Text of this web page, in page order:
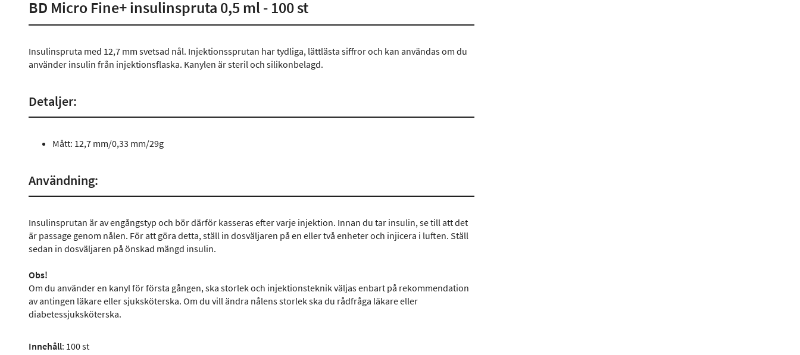
BD Micro Fine+ insulinspruta 0,5 ml - 100 st
Insulinspruta med 12,7 mm svetsad nål. Injektionssprutan har tydliga, lättlästa siffror och kan användas om du
använder insulin från injektionsflaska. Kanylen är steril och silikonbelagd.
Detaljer:
Mått: 12,7 mm/0,33 mm/29g
Användning:
Insulinsprutan är av engångstyp och bör därför kasseras efter varje injektion. Innan du tar insulin, se till att det
är passage genom nålen. För att göra detta, ställ in dosväljaren på en eller två enheter och injicera i luften. Ställ
sedan in dosväljaren på önskad mängd insulin.
Obs!
Om du använder en kanyl för första gången, ska storlek och injektionsteknik väljas enbart på rekommendation
av antingen läkare eller sjuksköterska. Om du vill ändra nålens storlek ska du rådfråga läkare eller
diabetessjuksköterska.
Innehåll: 100 st